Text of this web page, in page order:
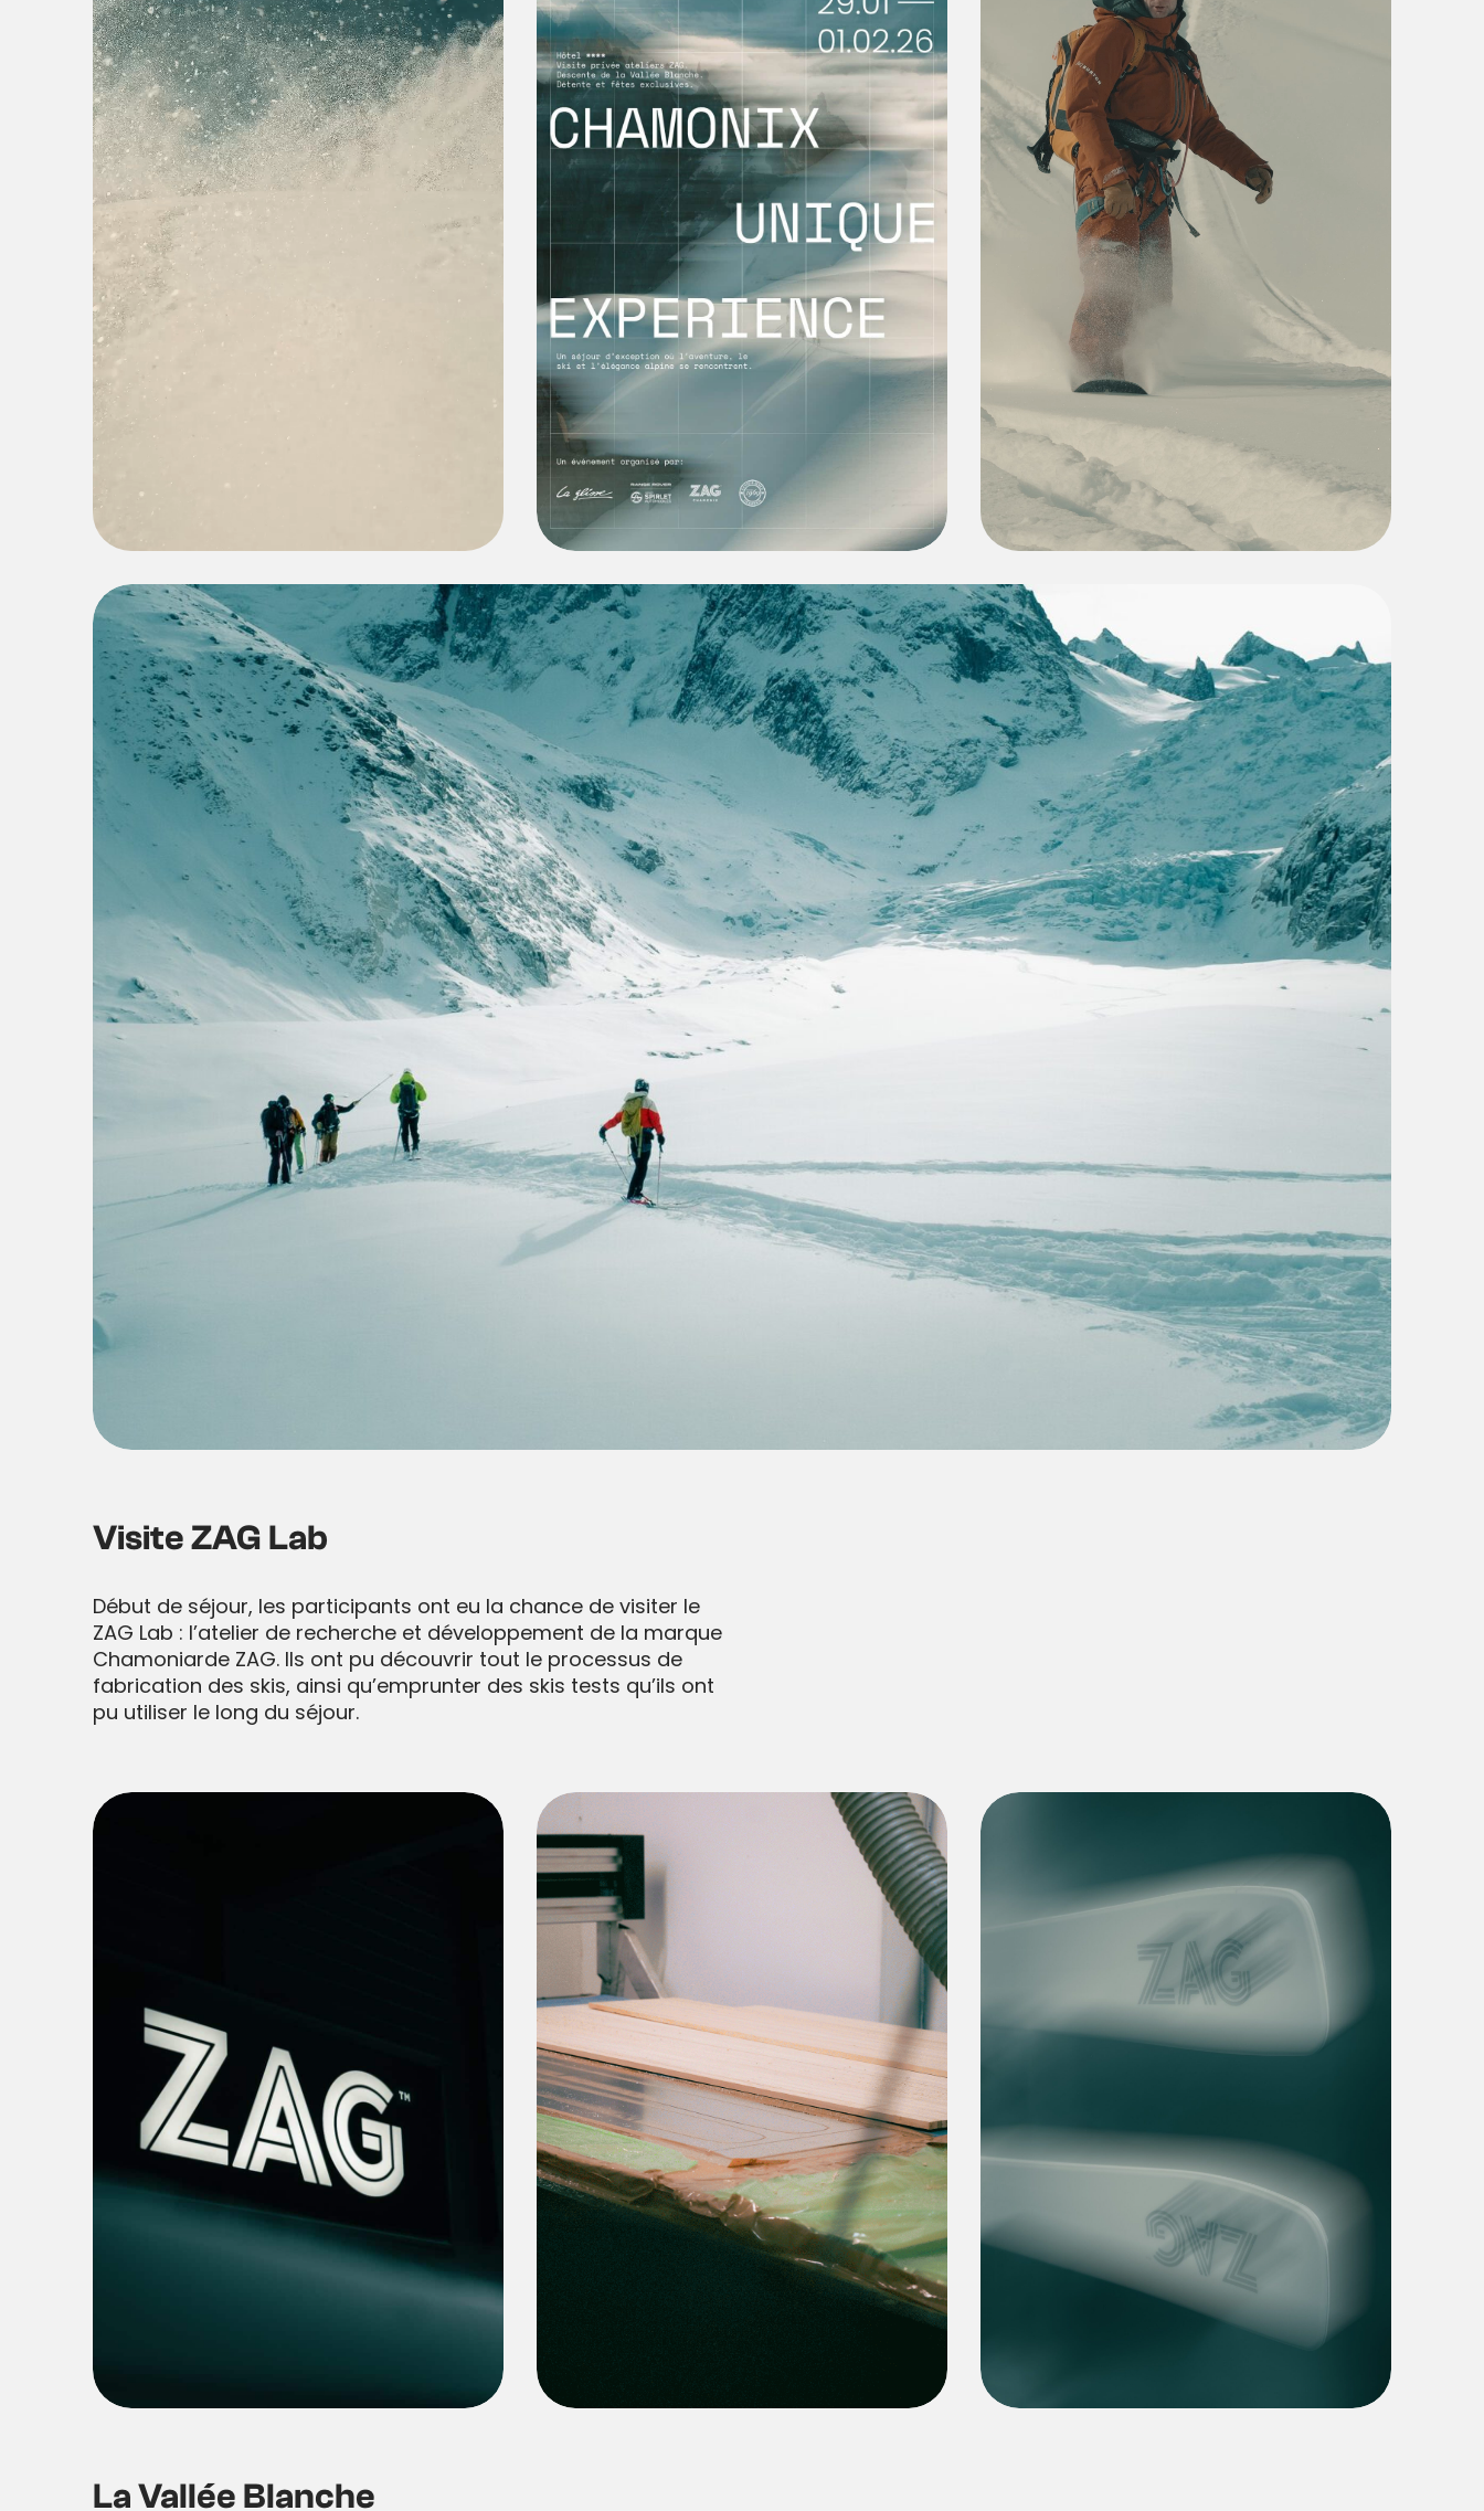
Visite ZAG Lab
Début de séjour, les participants ont eu la chance de visiter le
ZAG Lab : l’atelier de recherche et développement de la marque
Chamoniarde ZAG. Ils ont pu découvrir tout le processus de
fabrication des skis, ainsi qu’emprunter des skis tests qu’ils ont
pu utiliser le long du séjour.
La Vallée Blanche